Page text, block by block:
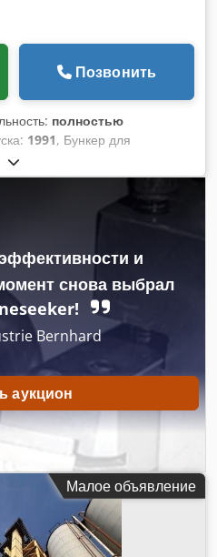
Позвонить
полностью
1991, Бункер для
в употреблении.
S Ewepfx Afhjf Общий
лента. -Подъемная
и
снова выбрал
Bernhard
аукцион
Малое объявление